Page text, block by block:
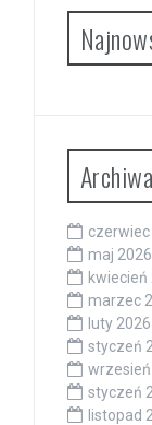
Archiwa
czerwiec
maj 2026
kwiecień
marzec
luty 2026
styczeń
styczeń
listopad